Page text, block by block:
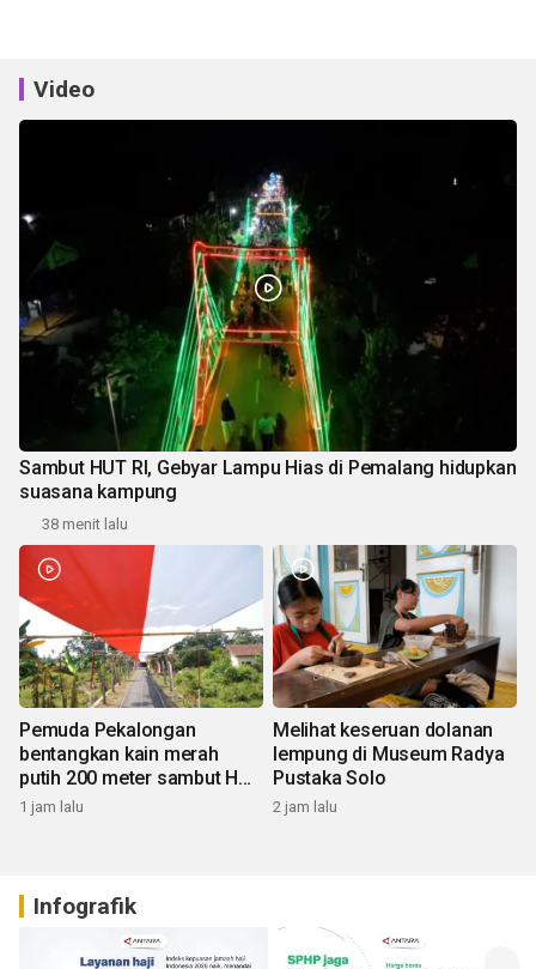
Video
Sambut HUT RI, Gebyar Lampu Hias di Pemalang hidupkan
suasana kampung
38 menit lalu
Pemuda Pekalongan
bentangkan kain merah
putih 200 meter sambut HUT
RI
1 jam lalu
Melihat keseruan dolanan
lempung di Museum Radya
Pustaka Solo
2 jam lalu
Infografik